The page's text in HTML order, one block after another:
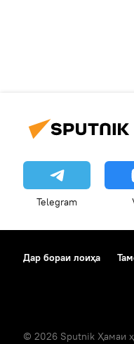
Telegram
Дар бораи лоиҳа
© 2026 Sputnik Ҳамаи